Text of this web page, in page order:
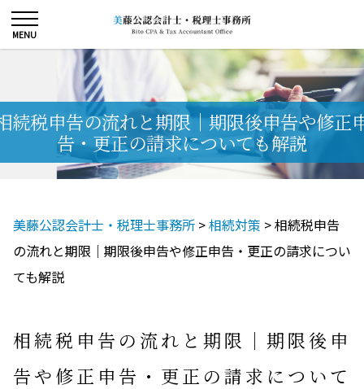
続税申告の流れと期限｜期限後申告や修正
告・更正の請求についても解説
美藤公認会計士・税理士事務所 >相続対策 >相続税申告
の流れと期限｜期限後申告や修正申告・更正の請求につい
ても解説
相続税申告の流れと期限｜期限後申
告や修正申告・更正の請求について